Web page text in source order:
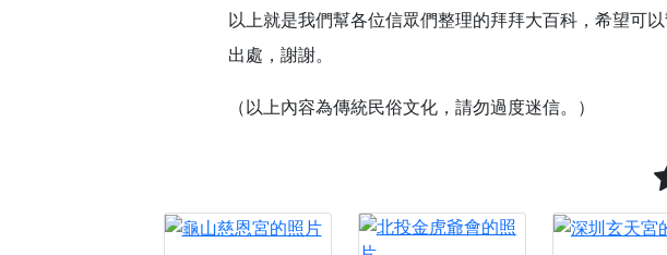
以上就是我們幫各位信眾們整理的拜拜大百科，希望可
出處，謝謝。
（以上內容為傳統民俗文化，請勿過度迷信。）